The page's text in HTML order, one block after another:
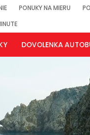
PONUKY NA MIERU
DOVOLENKA